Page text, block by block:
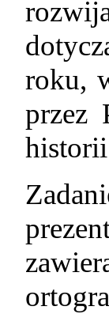
roku,
przez